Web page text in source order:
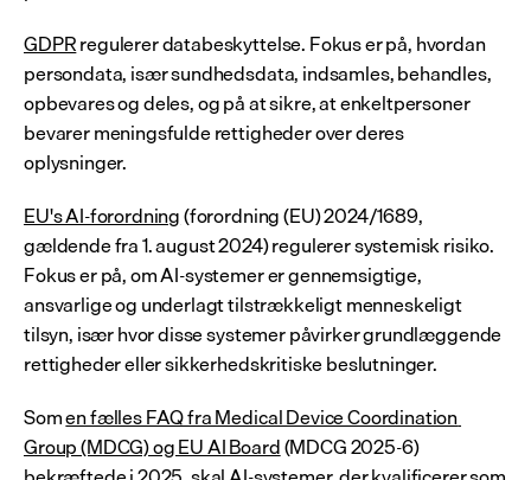
GDPR regulerer databeskyttelse. Fokus er på, hvordan
persondata, især sundhedsdata, indsamles, behandles,
opbevares og deles, og på at sikre, at enkeltpersoner
bevarer meningsfulde rettigheder over deres
oplysninger.
EU's AI-forordning (forordning (EU) 2024/1689,
gældende fra 1. august 2024) regulerer systemisk risiko.
Fokus er på, om AI-systemer er gennemsigtige,
ansvarlige og underlagt tilstrækkeligt menneskeligt
tilsyn, især hvor disse systemer påvirker grundlæggende
rettigheder eller sikkerhedskritiske beslutninger.
Som en fælles FAQ fra Medical Device Coordination
Group (MDCG) og EU AI Board (MDCG 2025-6)